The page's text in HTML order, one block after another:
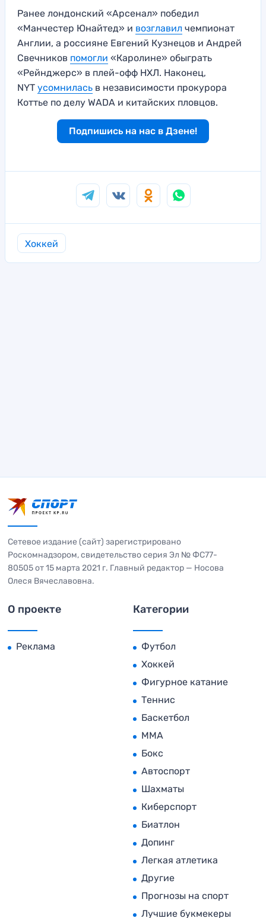
Ранее лондонский «Арсенал» победил
«Манчестер Юнайтед» и возглавил чемпионат
Англии, а россияне Евгений Кузнецов и Андрей
Свечников помогли «Каролине» обыграть
«Рейнджерс» в плей-офф НХЛ. Наконец,
NYT усомнилась в независимости прокурора
Коттье по делу WADA и китайских пловцов.
Подпишись на нас в Дзене!
Хоккей
Сетевое издание (сайт) зарегистрировано
Роскомнадзором, свидетельство серия Эл № ФС77-
80505 от 15 марта 2021 г. Главный редактор — Носова
Олеся Вячеславовна.
О проекте
Реклама
Категории
Футбол
Хоккей
Фигурное катание
Теннис
Баскетбол
MMA
Бокс
Автоспорт
Шахматы
Киберспорт
Биатлон
Допинг
Легкая атлетика
Другие
Прогнозы на спорт
Лучшие букмекеры